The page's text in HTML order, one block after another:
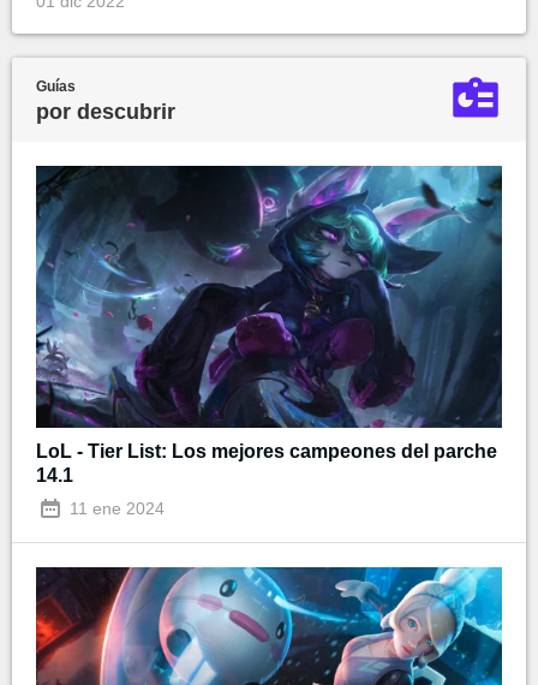
Guías
por descubrir
LoL - Tier List: Los mejores campeones del parche
14.1
11 ene 2024